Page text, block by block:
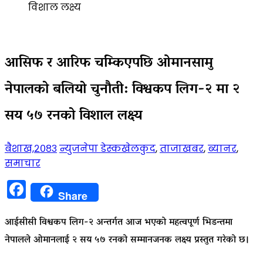
विशाल लक्ष्य
आसिफ र आरिफ चम्किएपछि ओमानसामु
नेपालको बलियो चुनौती: विश्वकप लिग-२ मा २
सय ५७ रनको विशाल लक्ष्य
बैशाख,२०८३ न्युजनेपा डेस्कखेलकुद,ताजाखबर,ब्यानर,
समाचार
Facebook
Share
आईसीसी विश्वकप लिग-२ अन्तर्गत आज भएको महत्वपूर्ण भिडन्तमा
नेपालले ओमानलाई २ सय ५७ रनको सम्मानजनक लक्ष्य प्रस्तुत गरेको छ।